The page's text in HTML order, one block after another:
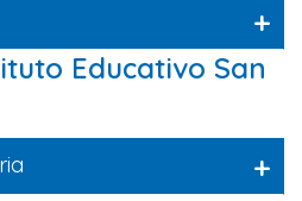
+
Educativo San
+